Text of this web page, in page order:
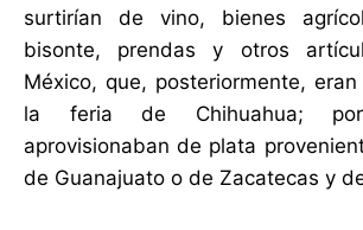
surtirían de vino, bienes
bisonte, prendas y otros
México, que, posteriormente,
la feria de Chihuahua;
aprovisionaban de plata
de Guanajuato o de Zacatecas y